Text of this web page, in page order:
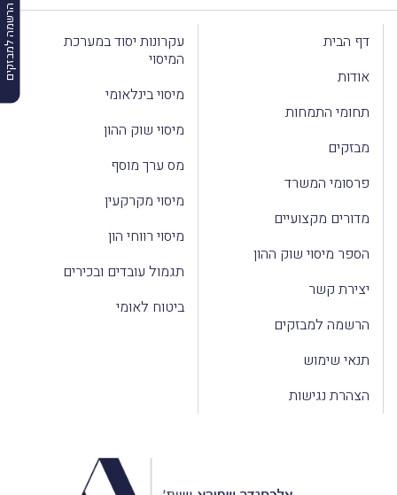
הרשמה למבזקים
דף הבית
אודות
תחומי התמחות
מבזקים
פרסומי המשרד
מדורים מקצועיים
הספר מיסוי שוק ההון
יצירת קשר
הרשמה למבזקים
תנאי שימוש
הצהרת נגישות
עקרונות יסוד במערכת
המיסוי
מיסוי בינלאומי
מיסוי שוק ההון
מס ערך מוסף
מיסוי מקרקעין
מיסוי רווחי הון
תגמול עובדים ובכירים
ביטוח לאומי